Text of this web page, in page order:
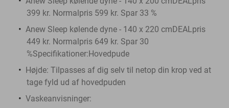
399 kr. Normalpris 599 kr. Spar 33 %
Anew Sleep kølende dyne - 140 x 220 cmDEALpris
449 kr. Normalpris 649 kr. Spar 30
%Specifikationer:Hovedpude
Højde: Tilpasses af dig selv til netop din krop ved at
tage fyld ud af hovedpuden
Vaskeanvisninger: